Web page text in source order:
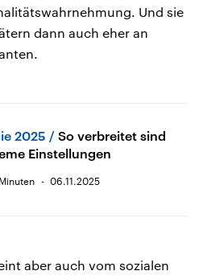
Und sie
dann auch eher an
2025
So verbreitet sind
Einstellungen
06.11.2025
aber auch vom sozialen